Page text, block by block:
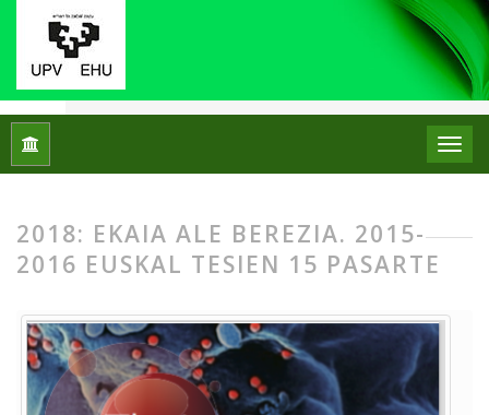
Hasiera 2018: EKAIA Ale berezia. 2015-2016
2018: EKAIA ALE BEREZIA. 2015-
2016 EUSKAL TESIEN 15 PASARTE